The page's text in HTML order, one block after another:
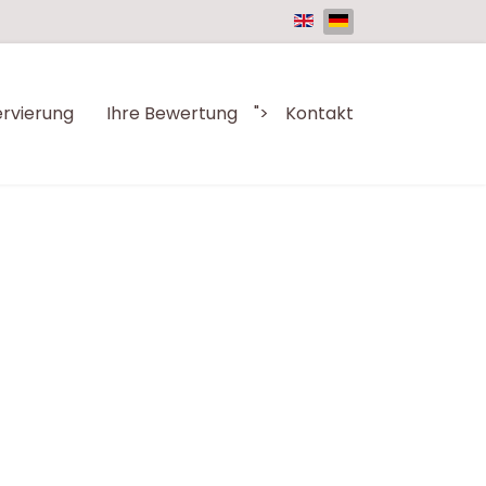
Ihre Bewertung "> Kontakt